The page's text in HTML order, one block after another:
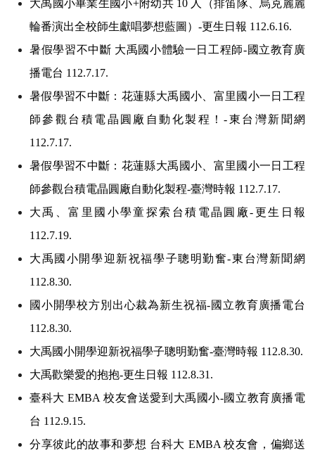
大禹國小畢業生國小+附幼共 10 人（排笛隊、烏克麗麗
輪番演出全校師生獻唱夢想藍圖）-更生日報 112.6.16.
暑假學習不中斷 大禹國小體驗一日工程師-國立教育廣
播電台 112.7.17.
暑假學習不中斷：花蓮縣大禹國小、富里國小一日工程
師參觀台積電晶圓廠自動化製程！-東台灣新聞網
112.7.17.
暑假學習不中斷：花蓮縣大禹國小、富里國小一日工程
師參觀台積電晶圓廠自動化製程-臺灣時報 112.7.17.
大禹、富里國小學童探索台積電晶圓廠-更生日報
112.7.19.
大禹國小開學迎新祝福學子聰明勤奮-東台灣新聞網
112.8.30.
國小開學校方別出心裁為新生祝福-國立教育廣播電台
112.8.30.
大禹國小開學迎新祝福學子聰明勤奮-臺灣時報 112.8.30.
大禹歡樂愛的抱抱-更生日報 112.8.31.
臺科大 EMBA 校友會送愛到大禹國小-國立教育廣播電
台 112.9.15.
分享彼此的故事和夢想 台科大 EMBA 校友會，偏鄉送